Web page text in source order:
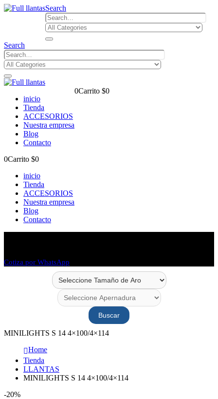
Search
Search
inicio
Tienda
ACCESORIOS
Nuestra empresa
Blog
Contacto
0Carrito $0
0Carrito $0
inicio
Tienda
ACCESORIOS
Nuestra empresa
Blog
Contacto
Cotiza por WhatsApp
Buscar
MINILIGHTS S 14 4×100/4×114
Home
Tienda
LLANTAS
MINILIGHTS S 14 4×100/4×114
-20%